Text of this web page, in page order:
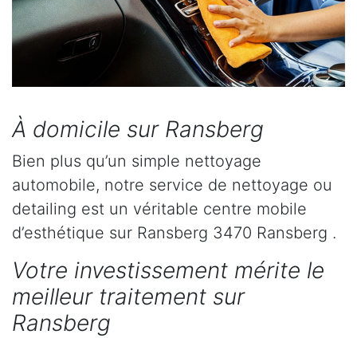
À domicile sur Ransberg
Bien plus qu’un simple nettoyage
automobile, notre service de nettoyage ou
detailing est un véritable centre mobile
d’esthétique sur Ransberg 3470 Ransberg .
Votre investissement mérite le
meilleur traitement sur
Ransberg